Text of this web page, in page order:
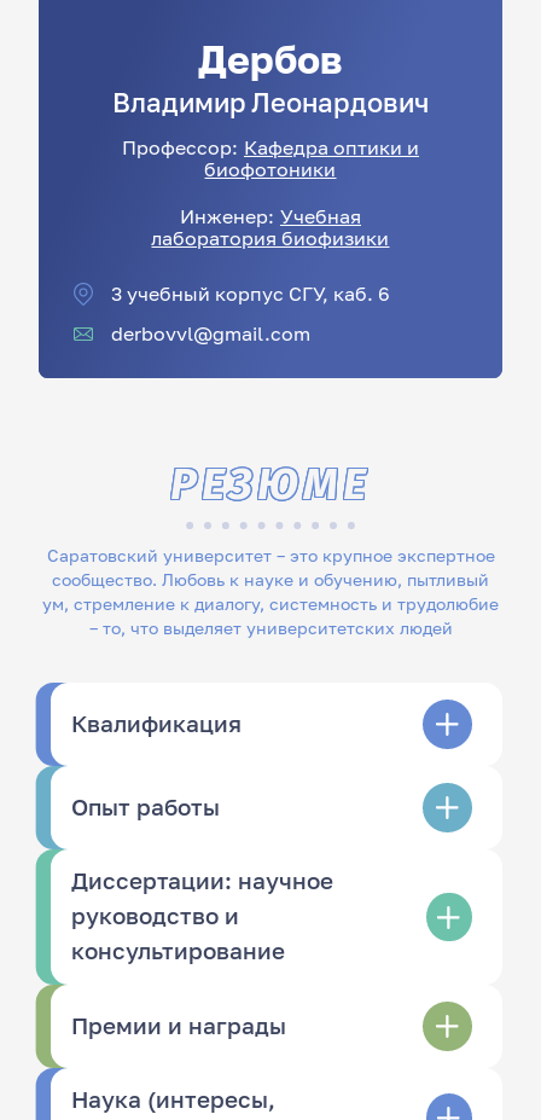
Дербов
Владимир Леонардович
Профессор: Кафедра оптики и
биофотоники
Инженер: Учебная
лаборатория биофизики
3 учебный корпус СГУ, каб. 6
derbovvl@gmail.com
Саратовский университет – это крупное экспертное
сообщество. Любовь к науке и обучению, пытливый
ум, стремление к диалогу, системность и трудолюбие
– то, что выделяет университетских людей
РЕЗЮМЕ
Квалификация
Опыт работы
Диссертации: научное
руководство и
консультирование
Премии и награды
Наука (интересы,